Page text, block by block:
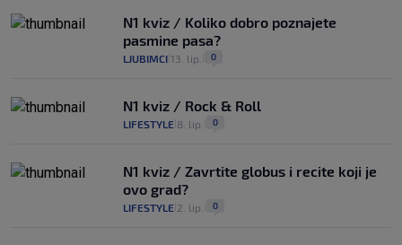
N1 kviz / Koliko dobro poznajete
pasmine pasa?
LJUBIMCI 13. lip. 0
N1 kviz / Rock & Roll
LIFESTYLE 8. lip. 0
N1 kviz / Zavrtite globus i recite koji je
ovo grad?
LIFESTYLE 2. lip. 0